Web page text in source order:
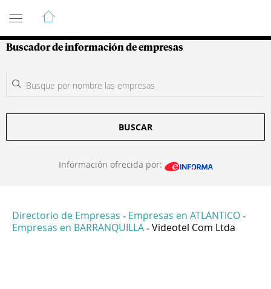
Guía de Empresas Colombianas
Buscador de información de empresas
BUSCAR
Información ofrecida por:
Directorio de Empresas - Empresas en ATLANTICO -
Empresas en BARRANQUILLA - Videotel Com Ltda